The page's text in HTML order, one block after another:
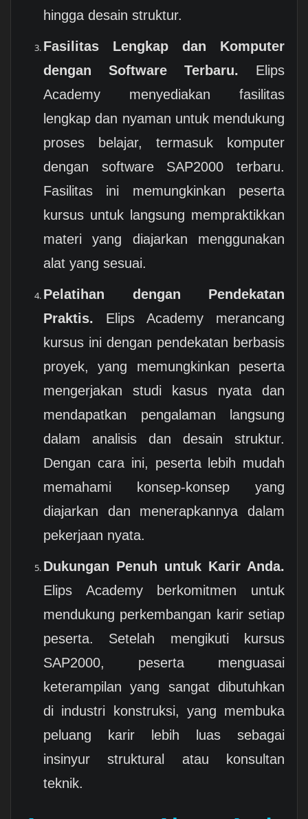
hingga desain struktur.
Fasilitas Lengkap dan Komputer
dengan Software Terbaru. Elips
Academy menyediakan fasilitas
lengkap dan nyaman untuk mendukung
proses belajar, termasuk komputer
dengan software SAP2000 terbaru.
Fasilitas ini memungkinkan peserta
kursus untuk langsung mempraktikkan
materi yang diajarkan menggunakan
alat yang sesuai.
Pelatihan dengan Pendekatan
Praktis. Elips Academy merancang
kursus ini dengan pendekatan berbasis
proyek, yang memungkinkan peserta
mengerjakan studi kasus nyata dan
mendapatkan pengalaman langsung
dalam analisis dan desain struktur.
Dengan cara ini, peserta lebih mudah
memahami konsep-konsep yang
diajarkan dan menerapkannya dalam
pekerjaan nyata.
Dukungan Penuh untuk Karir Anda.
Elips Academy berkomitmen untuk
mendukung perkembangan karir setiap
peserta. Setelah mengikuti kursus
SAP2000, peserta menguasai
keterampilan yang sangat dibutuhkan
di industri konstruksi, yang membuka
peluang karir lebih luas sebagai
insinyur struktural atau konsultan
teknik.